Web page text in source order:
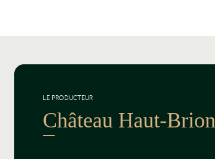
LE PRODUCTEUR
Château Haut-Brion